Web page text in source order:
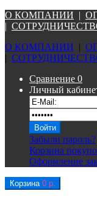
О КОМПАНИИ |
|
О КОМПАНИИ |
|
Сравнение 0
Личный
Забыли пароль?
Корзина
Оформление
Корзина 0 р.